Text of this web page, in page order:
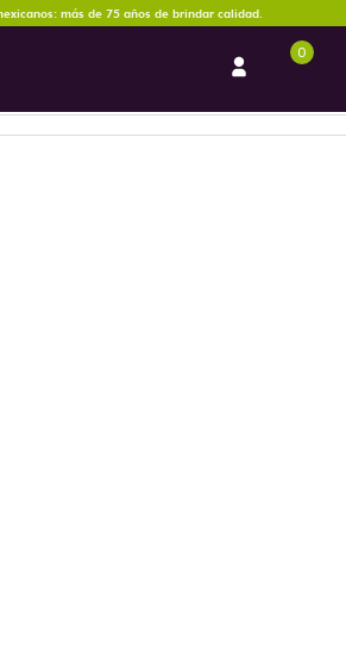
más de 75 años de brindar calidad.
0